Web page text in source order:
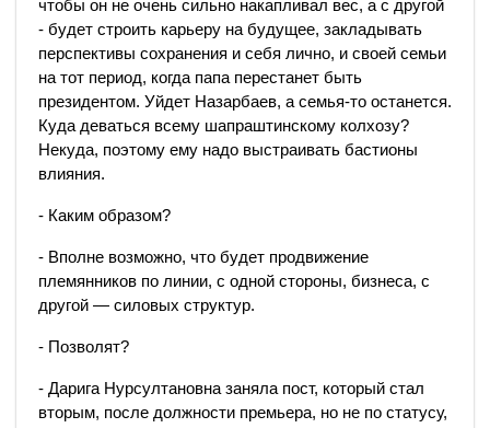
чтобы он не очень сильно накапливал вес, а с другой
- будет строить карьеру на будущее, закладывать
перспективы сохранения и себя лично, и своей семьи
на тот период, когда папа перестанет быть
президентом. Уйдет Назарбаев, а семья-то останется.
Куда деваться всему шапраштинскому колхозу?
Некуда, поэтому ему надо выстраивать бастионы
влияния.
- Каким образом?
- Вполне возможно, что будет продвижение
племянников по линии, с одной стороны, бизнеса, с
другой — силовых структур.
- Позволят?
- Дарига Нурсултановна заняла пост, который стал
вторым, после должности премьера, но не по статусу,